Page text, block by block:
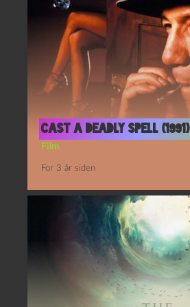
Cast a deadly spell (1991)
Film
For 3 år siden